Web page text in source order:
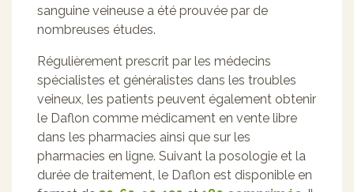
sanguine veineuse a été prouvée par de
nombreuses études.
Régulièrement prescrit par les médecins
spécialistes et généralistes dans les troubles
veineux, les patients peuvent également obtenir
le Daflon comme médicament en vente libre
dans les pharmacies ainsi que sur les
pharmacies en ligne. Suivant la posologie et la
durée de traitement, le Daflon est disponible en